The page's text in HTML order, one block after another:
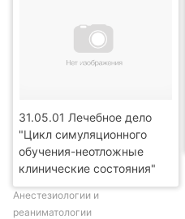
31.05.01 Лечебное дело
"Цикл симуляционного
обучения-неотложные
клинические состояния"
Анестезиологии и
реаниматологии